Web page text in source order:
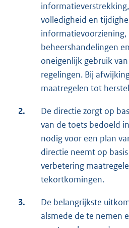
volledigheid en
beheershandelingen
oneigenlijk gebruik
regelingen. Bij
maatregelen tot
2.
De directie zorgt op
van de toets bedoeld
nodig voor een plan
directie neemt op
verbetering
tekortkomingen.
3.
De belangrijkste
alsmede de te nemen